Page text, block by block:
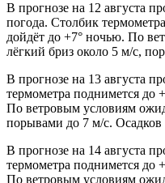
В прогнозе на 12 августа
погода. Столбик
дойдёт до +7° ночью. По
лёгкий бриз около 5 м/с,
В прогнозе на 13 августа
термометра поднимется до
По ветровым условиям
порывами до 7 м/с. Осадков
В прогнозе на 14 августа
термометра поднимется до
По ветровым условиям